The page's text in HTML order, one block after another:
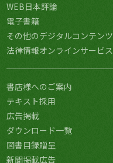
WEB日本評論
電子書籍
その他のデジタルコンテンツ
法律情報オンラインサービス
書店様へのご案内
テキスト採用
広告掲載
ダウンロード一覧
図書目録贈呈
新聞掲載広告